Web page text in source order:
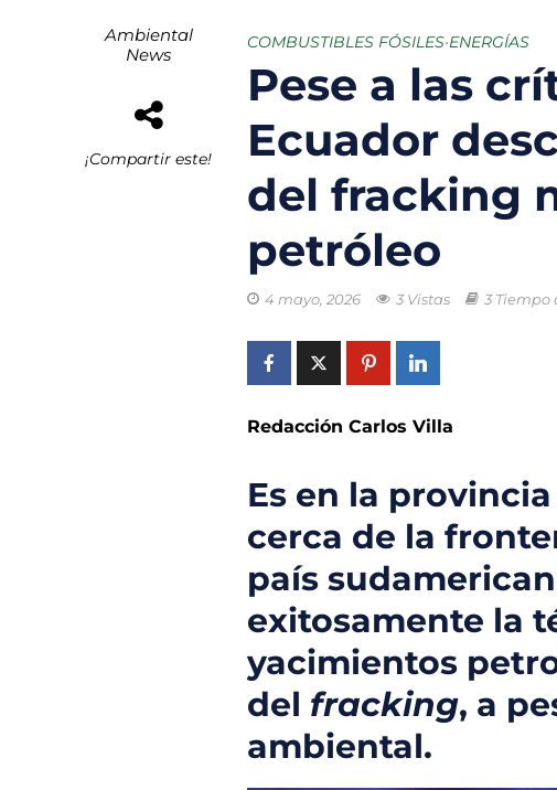
Parques urbanos:
El buque híbrido
Transporte eléctrico en
Arrecifes de coral
Reformas
Chile promueve nuevas
Startups de reciclaje,
Ambiental
News
¡Compartir este!
COMBUSTIBLES FÓSILES•ENERGÍAS
Pese a las
Ecuador
del fracking
petróleo
4 mayo, 2026 3 Vistas 3 Tiempo
Redacción Carlos Villa
Es en la
cerca de la
país
exitosamente la
yacimientos
del fracking, a
ambiental.